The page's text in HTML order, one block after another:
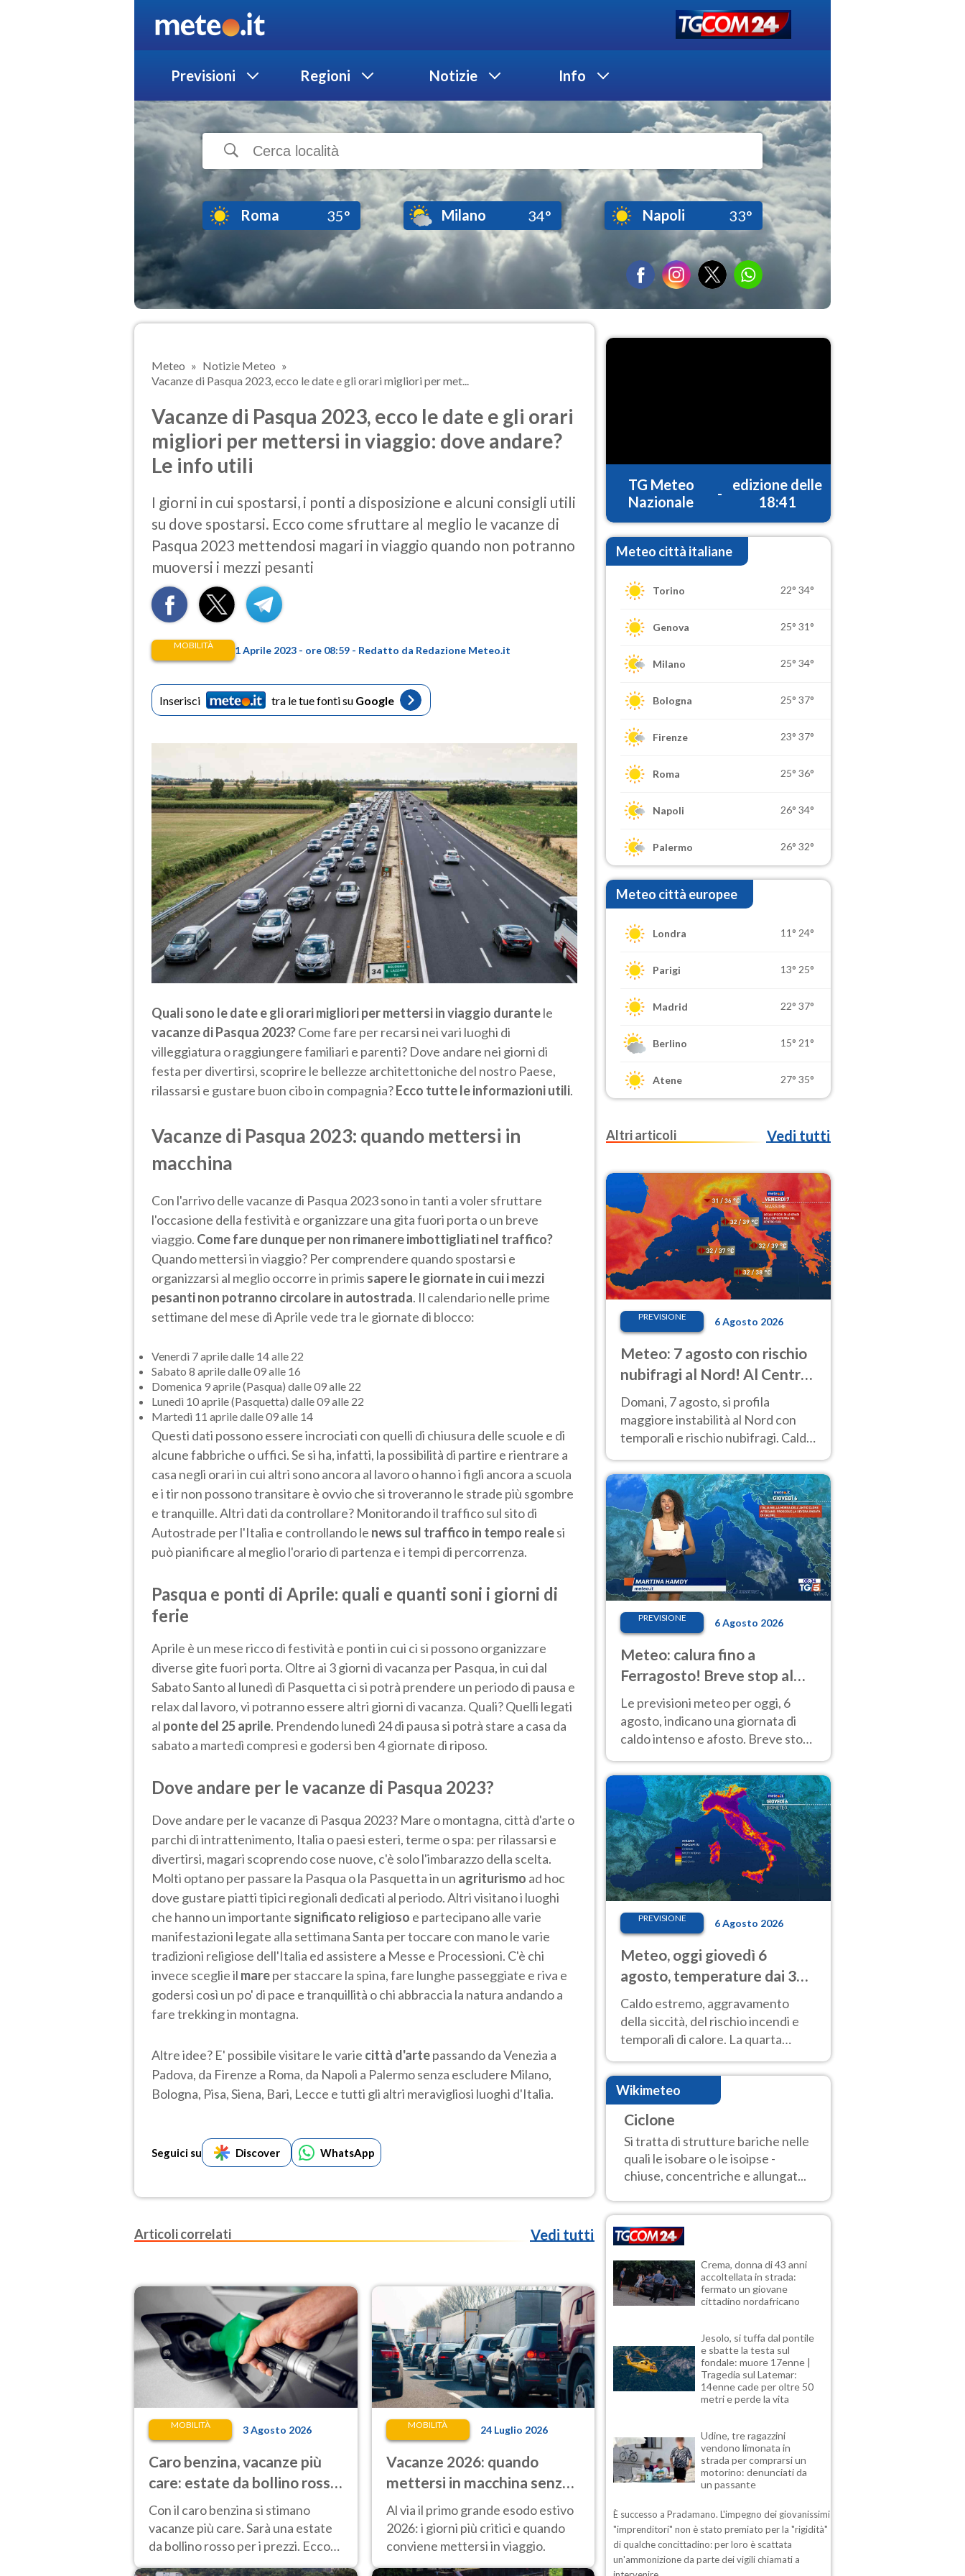
Previsioni Regioni Notizie Info
Roma 35° Milano 34° Napoli 33°
Meteo
Notizie Meteo
Vacanze di Pasqua 2023, ecco le date e gli orari migliori per met...
Vacanze di Pasqua 2023, ecco le date e gli orari
migliori per mettersi in viaggio: dove andare?
Le info utili
I giorni in cui spostarsi, i ponti a disposizione e alcuni consigli utili
su dove spostarsi. Ecco come sfruttare al meglio le vacanze di
Pasqua 2023 mettendosi magari in viaggio quando non potranno
muoversi i mezzi pesanti
MOBILITÀ 1 Aprile 2023 - ore 08:59 - Redatto da Redazione Meteo.it
Inserisci tra le tue fonti su Google
Quali sono le date e gli orari migliori per mettersi in viaggio durantele
vacanze di Pasqua 2023?Come fare per recarsi nei vari luoghi di
villeggiatura o raggiungere familiari e parenti? Dove andare nei giorni di
festa per divertirsi, scoprire le bellezze architettoniche del nostro Paese,
rilassarsi e gustare buon cibo in compagnia?Ecco tutte le informazioni utili.
Vacanze di Pasqua 2023: quando mettersi in
macchina
Con l'arrivo delle vacanze di Pasqua 2023 sono in tanti a voler sfruttare
l'occasione della festività e organizzare una gita fuori porta o un breve
viaggio. Come fare dunque per non rimanere imbottigliati nel traffico?
Quando mettersi in viaggio? Per comprendere quando spostarsi e
organizzarsi al meglio occorre in primis sapere le giornate in cui i mezzi
pesanti non potranno circolare in autostrada. Il calendario nelle prime
settimane del mese di Aprile vede tra le giornate di blocco:
Venerdì 7 aprile dalle 14 alle 22
Sabato 8 aprile dalle 09 alle 16
Domenica 9 aprile (Pasqua) dalle 09 alle 22
Lunedì 10 aprile (Pasquetta) dalle 09 alle 22
Martedì 11 aprile dalle 09 alle 14
Questi dati possono essere incrociati con quelli di chiusura delle scuole e di
alcune fabbriche o uffici. Se si ha, infatti, la possibilità di partire e rientrare a
casa negli orari in cui altri sono ancora al lavoro o hanno i figli ancora a scuola
e i tir non possono transitare è ovvio che si troveranno le strade più sgombre
e tranquille. Altri dati da controllare? Monitorando il traffico sul sito di
Autostrade per l'Italia e controllando le news sul traffico in tempo realesi
può pianificare al meglio l'orario di partenza e i tempi di percorrenza.
Pasqua e ponti di Aprile: quali e quanti soni i giorni di
ferie
Aprile è un mese ricco di festività e ponti in cui ci si possono organizzare
diverse gite fuori porta. Oltre ai 3 giorni di vacanza per Pasqua, in cui dal
Sabato Santo al lunedì di Pasquetta ci si potrà prendere un periodo di pausa e
relax dal lavoro, vi potranno essere altri giorni di vacanza. Quali? Quelli legati
al ponte del 25 aprile. Prendendo lunedì 24 di pausa si potrà stare a casa da
sabato a martedì compresi e godersi ben 4 giornate di riposo.
Dove andare per le vacanze di Pasqua 2023?
Dove andare per le vacanze di Pasqua 2023? Mare o montagna, città d'arte o
parchi di intrattenimento, Italia o paesi esteri, terme o spa: per rilassarsi e
divertirsi, magari scoprendo cose nuove, c'è solo l'imbarazzo della scelta.
Molti optano per passare la Pasqua o la Pasquetta in un agriturismo ad hoc
dove gustare piatti tipici regionali dedicati al periodo. Altri visitano i luoghi
che hanno un importante significato religioso e partecipano alle varie
manifestazioni legate alla settimana Santa per toccare con mano le varie
tradizioni religiose dell'Italia ed assistere a Messe e Processioni. C'è chi
invece sceglie il mareper staccare la spina, fare lunghe passeggiate e riva e
godersi così un po' di pace e tranquillità o chi abbraccia la natura andando a
fare trekking in montagna.
Altre idee? E' possibile visitare le varie città d'artepassando da Venezia a
Padova, da Firenze a Roma, da Napoli a Palermo senza escludere Milano,
Bologna, Pisa, Siena, Bari, Lecce e tutti gli altri meravigliosi luoghi d'Italia.
Seguici su Discover WhatsApp
Articoli correlati Vedi tutti
MOBILITÀ 3 Agosto 2026
Caro benzina, vacanze più
care: estate da bollino rosso
per i prezzi
Con il caro benzina si stimano
vacanze più care. Sarà una estate
da bollino rosso per i prezzi. Ecco
l'analisi sulle varie tratte e gli
MOBILITÀ 24 Luglio 2026
Vacanze 2026: quando
mettersi in macchina senza
trovare code nel primo
lungo esodo estivo
Al via il primo grande esodo estivo
2026: i giorni più critici e quando
conviene mettersi in viaggio.
TG Meteo
Nazionale
-
edizione delle
18:41
Meteo città italiane
Torino 22° 34°
Genova 25° 31°
Milano 25° 34°
Bologna 25° 37°
Firenze 23° 37°
Roma 25° 36°
Napoli 26° 34°
Palermo 26° 32°
Meteo città europee
Londra 11° 24°
Parigi 13° 25°
Madrid 22° 37°
Berlino 15° 21°
Atene 27° 35°
Altri articoli Vedi tutti
PREVISIONE 6 Agosto 2026
Meteo: 7 agosto con rischio
nubifragi al Nord! Al Centro-
Sud caldo estremo
Domani, 7 agosto, si profila
maggiore instabilità al Nord con
temporali e rischio nubifragi. Caldo
previsioni.
PREVISIONE 6 Agosto 2026
Meteo: calura fino a
Ferragosto! Breve stop al
Nord tra 7 e 9 agosto
Le previsioni meteo per oggi, 6
agosto, indicano una giornata di
caldo intenso e afosto. Breve stop
Nord.
PREVISIONE 6 Agosto 2026
Meteo, oggi giovedì 6
agosto, temperature dai 33
ai 40 gradi
Caldo estremo, aggravamento
della siccità, del rischio incendi e
temporali di calore. La quarta
intensa ondata di calore non dà
tregua e durerà fino Ferragosto
Wikimeteo
Ciclone
Si tratta di strutture bariche nelle
quali le isobare o le isoipse -
chiuse, concentriche e allungat...
Crema, donna di 43 anni
accoltellata in strada:
fermato un giovane
cittadino nordafricano
Jesolo, si tuffa dal pontile
e sbatte la testa sul
fondale: muore 17enne |
Tragedia sul Latemar:
14enne cade per oltre 50
metri e perde la vita
Udine, tre ragazzini
vendono limonata in
strada per comprarsi un
motorino: denunciati da
un passante
È successo a Pradamano. L'impegno dei giovanissimi
"imprenditori" non è stato premiato per la "rigidità"
di qualche concittadino: per loro è scattata
un'ammonizione da parte dei vigili chiamati a